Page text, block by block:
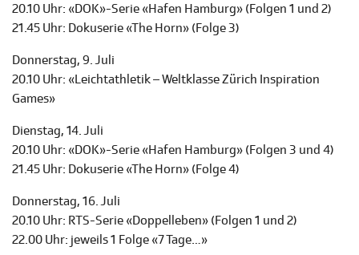
20.10 Uhr: «DOK»-Serie «Hafen Hamburg» (Folgen 1 und 2)
21.45 Uhr: Dokuserie «The Horn» (Folge 3)
Donnerstag, 9. Juli
20.10 Uhr: «Leichtathletik – Weltklasse Zürich Inspiration
Games»
Dienstag, 14. Juli
20.10 Uhr: «DOK»-Serie «Hafen Hamburg» (Folgen 3 und 4)
21.45 Uhr: Dokuserie «The Horn» (Folge 4)
Donnerstag, 16. Juli
20.10 Uhr: RTS-Serie «Doppelleben» (Folgen 1 und 2)
22.00 Uhr: jeweils 1 Folge «7 Tage…»